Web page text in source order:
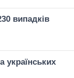
випадків
українських